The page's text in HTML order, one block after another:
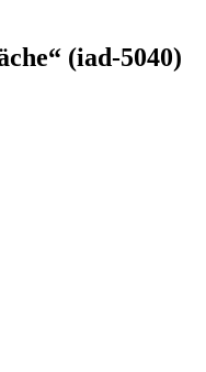
(iad-5040)